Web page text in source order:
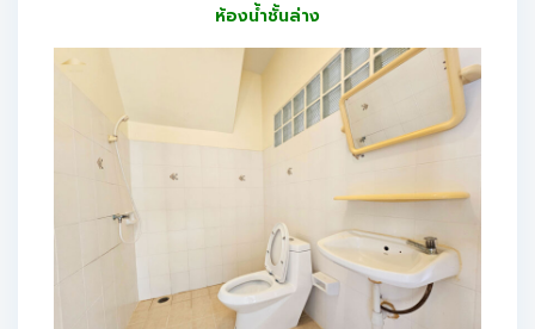
ห้องน้ำชั้นล่าง